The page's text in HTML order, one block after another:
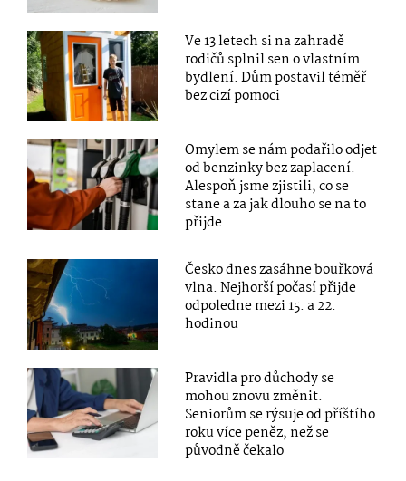
Ve 13 letech si na zahradě
rodičů splnil sen o vlastním
bydlení. Dům postavil téměř
bez cizí pomoci
Omylem se nám podařilo odjet
od benzinky bez zaplacení.
Alespoň jsme zjistili, co se
stane a za jak dlouho se na to
přijde
Česko dnes zasáhne bouřková
vlna. Nejhorší počasí přijde
odpoledne mezi 15. a 22.
hodinou
Pravidla pro důchody se
mohou znovu změnit.
Seniorům se rýsuje od příštího
roku více peněz, než se
původně čekalo